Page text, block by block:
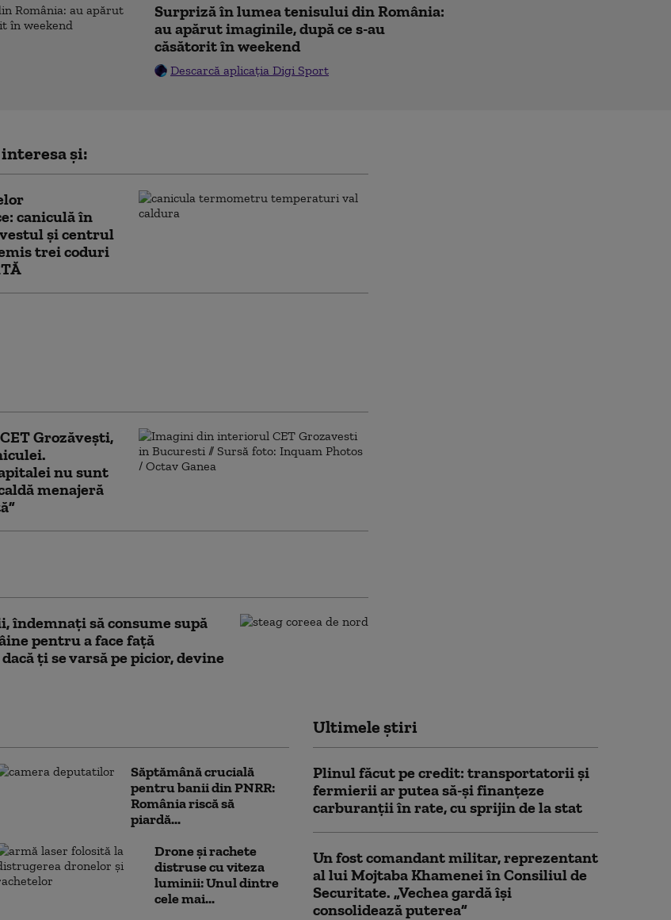
Surpriză în lumea tenisului din România:
au apărut imaginile, după ce s-au
căsătorit în weekend
Descarcă aplicația Digi Sport
și:
caniculă în
și centrul
trei coduri
Grozăveşti,
nu sunt
menajeră
îndemnaţi să consume supă
pentru a face față
ţi se varsă pe picior, devine
Săptămână crucială
pentru banii din PNRR:
România riscă să
piardă...
Drone și rachete
distruse cu viteza
luminii: Unul dintre
cele mai...
Ultimele știri
Plinul făcut pe credit: transportatorii și
fermierii ar putea să-și finanțeze
carburanții în rate, cu sprijin de la stat
Un fost comandant militar, reprezentant
al lui Mojtaba Khamenei în Consiliul de
Securitate. „Vechea gardă își
consolidează puterea”